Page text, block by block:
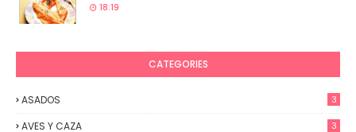
18:19
CATEGORIES
ASADOS 3
AVES Y CAZA 3